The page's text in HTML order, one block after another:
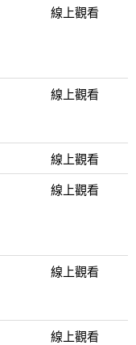
線上觀看
線上觀看
線上觀看
線上觀看
線上觀看
線上觀看